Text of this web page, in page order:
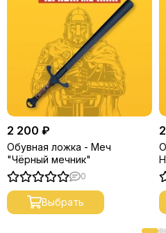
2 200 ₽
Обувная ложка - Меч
"Чёрный мечник"
0
Выбрать